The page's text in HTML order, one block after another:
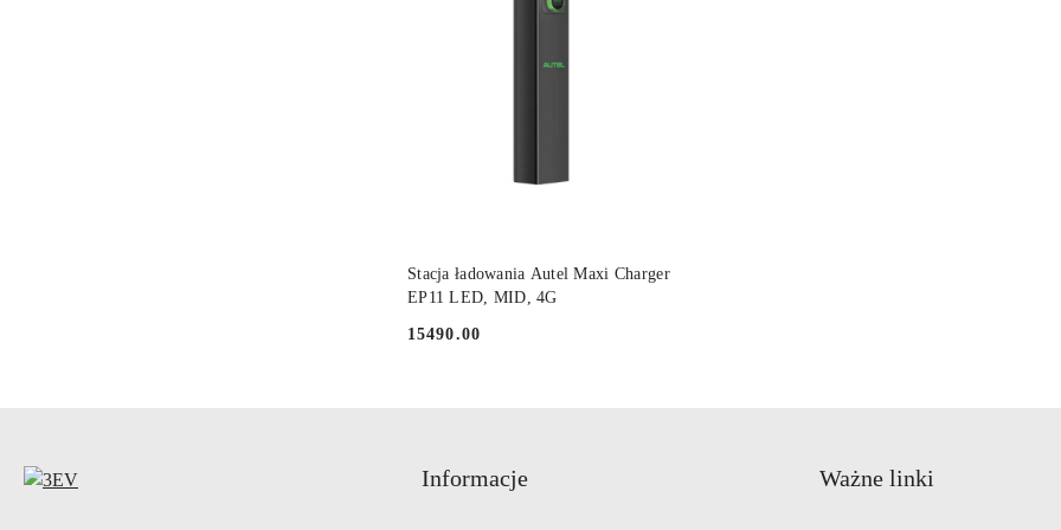
Stacja ładowania Autel Maxi Charger
EP11 LED, MID, 4G
Cena:
15490.00
Informacje Ważne linki